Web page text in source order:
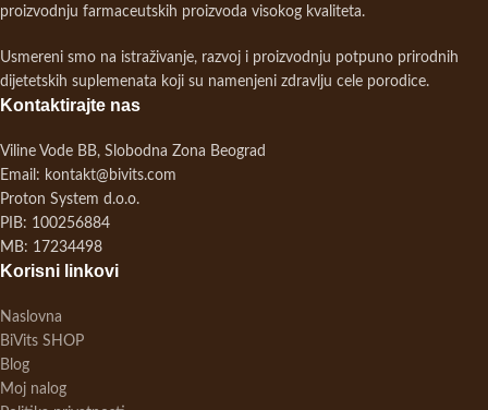
proizvodnju farmaceutskih proizvoda visokog kvaliteta.
Usmereni smo na istraživanje, razvoj i proizvodnju potpuno prirodnih
dijetetskih suplemenata koji su namenjeni zdravlju cele porodice.
Kontaktirajte nas
Viline Vode BB, Slobodna Zona Beograd
Email: kontakt@bivits.com
Proton System d.o.o.
PIB: 100256884
MB: 17234498
Korisni linkovi
Naslovna
BiVits SHOP
Blog
Moj nalog